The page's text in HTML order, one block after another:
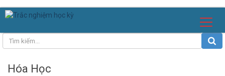
Hóa Học